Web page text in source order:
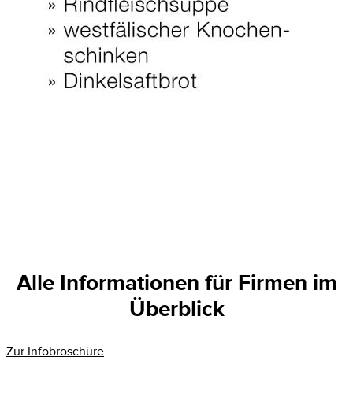
Alle Informationen für Firmen im
Überblick
Zur Infobroschüre